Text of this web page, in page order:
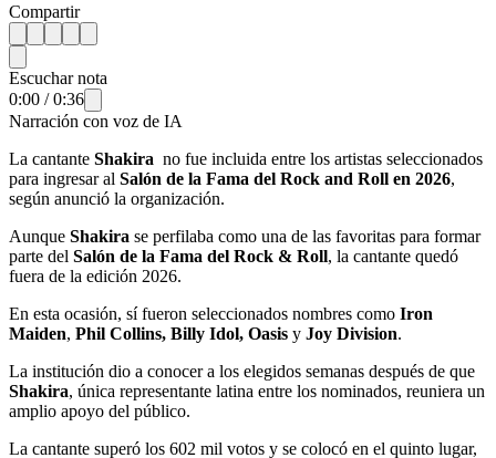
Compartir
Escuchar nota
0:00 /0:36
Narración con voz de IA
La cantante Shakira no fue incluida entre los artistas seleccionados
para ingresar al Salón de la Fama del Rock and Roll en 2026,
según anunció la organización.
Aunque Shakira se perfilaba como una de las favoritas para formar
parte del Salón de la Fama del Rock & Roll, la cantante quedó
fuera de la edición 2026.
En esta ocasión, sí fueron seleccionados nombres como Iron
Maiden, Phil Collins, Billy Idol, Oasis y Joy Division.
La institución dio a conocer a los elegidos semanas después de que
Shakira, única representante latina entre los nominados, reuniera un
amplio apoyo del público.
La cantante superó los 602 mil votos y se colocó en el quinto lugar,